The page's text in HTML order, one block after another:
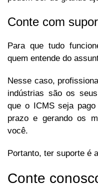
Conte com
Para que tudo
quem entende do
Nesse caso,
indústrias são os
que o ICMS seja
prazo e gerando os
você.
Portanto, ter suporte é
Conte